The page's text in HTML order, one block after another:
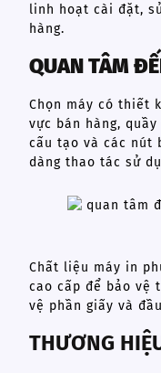
linh hoạt cài đặt,
hàng.
QUAN TÂM
Chọn máy có thiết
vực bán hàng,
cấu tạo và các nút
dàng thao tác sử
Chất liệu máy in
cao cấp để bảo vệ
vệ phần giấy và
THƯƠNG